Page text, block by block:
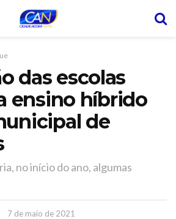
das escolas
ensino híbrido
de
no início do ano, algumas
7 de maio de 2021